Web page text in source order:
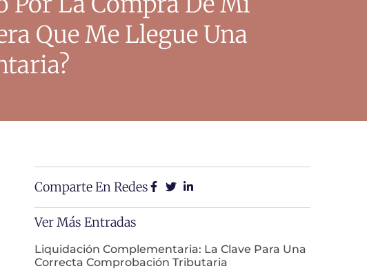
Que Me Llegue Una
Comparte En Redes
Ver Más Entradas
Liquidación Complementaria: La Clave Para Una
Correcta Comprobación Tributaria